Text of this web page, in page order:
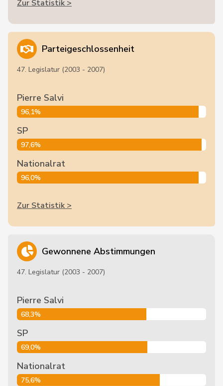
Zur Statistik >
Parteigeschlossenheit
47. Legislatur (2003 - 2007)
Pierre Salvi
96,1%
SP
97,6%
Nationalrat
96,0%
Zur Statistik >
Gewonnene Abstimmungen
47. Legislatur (2003 - 2007)
Pierre Salvi
68,3%
SP
69,0%
Nationalrat
75,6%